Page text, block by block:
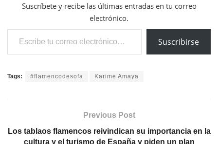
Suscríbete y recibe las últimas entradas en tu correo
electrónico.
Escribe tu correo electrónico…
Suscribirse
Tags: #flamencodesofa Karime Amaya
Previous Post
Los tablaos flamencos reivindican su importancia en la
cultura y el turismo de España y piden un plan